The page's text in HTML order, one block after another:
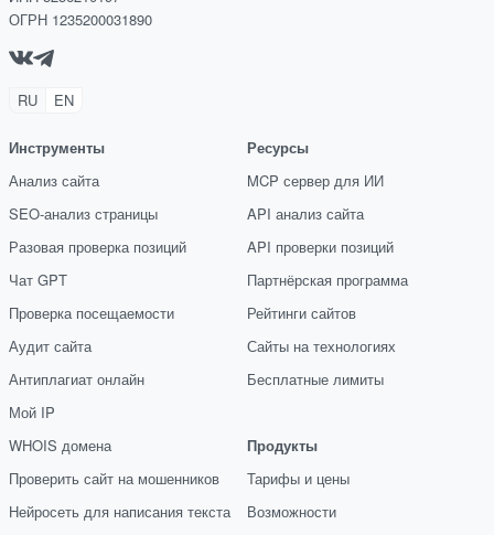
ОГРН 1235200031890
RU EN
Инструменты
Анализ сайта
SEO-анализ страницы
Разовая проверка позиций
Чат GPT
Проверка посещаемости
Аудит сайта
Антиплагиат онлайн
Мой IP
WHOIS домена
Проверить сайт на мошенников
Нейросеть для написания текста
Ресурсы
MCP сервер для ИИ
API анализ сайта
API проверки позиций
Партнёрская программа
Рейтинги сайтов
Сайты на технологиях
Бесплатные лимиты
Продукты
Тарифы и цены
Возможности